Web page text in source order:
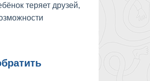
теряет друзей,